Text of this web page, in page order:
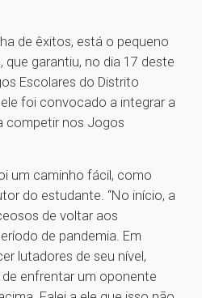
de êxitos, está o pequeno
que garantiu, no dia 17 deste
Escolares do Distrito
foi convocado a integrar a
competir nos Jogos
um caminho fácil, como
do estudante. “No início, a
de voltar aos
de pandemia. Em
lutadores de seu nível,
enfrentar um oponente